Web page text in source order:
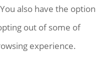
also have the option
out of some of
experience.